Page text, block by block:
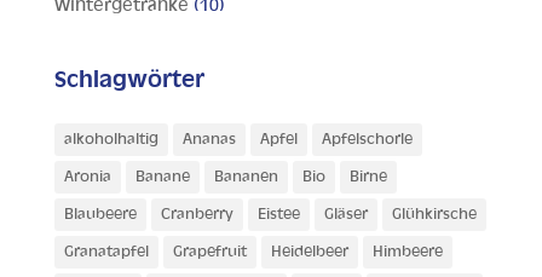
Wintergetränke (10)
Schlagwörter
alkoholhaltig Ananas Apfel Apfelschorle
Aronia Banane Bananen Bio Birne
Blaubeere Cranberry Eistee Gläser Glühkirsche
Granatapfel Grapefruit Heidelbeer Himbeere